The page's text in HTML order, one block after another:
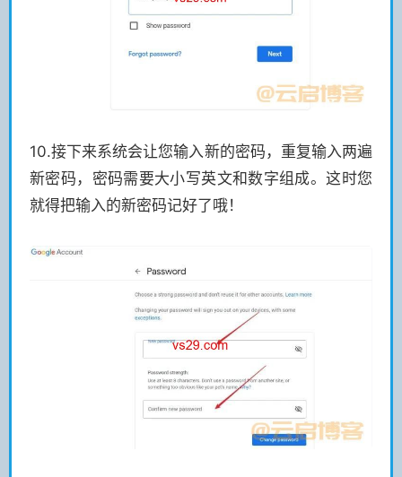
10.接下来系统会让您输入新的密码，重复输入两遍
新密码，密码需要大小写英文和数字组成。这时您
就得把输入的新密码记好了哦！